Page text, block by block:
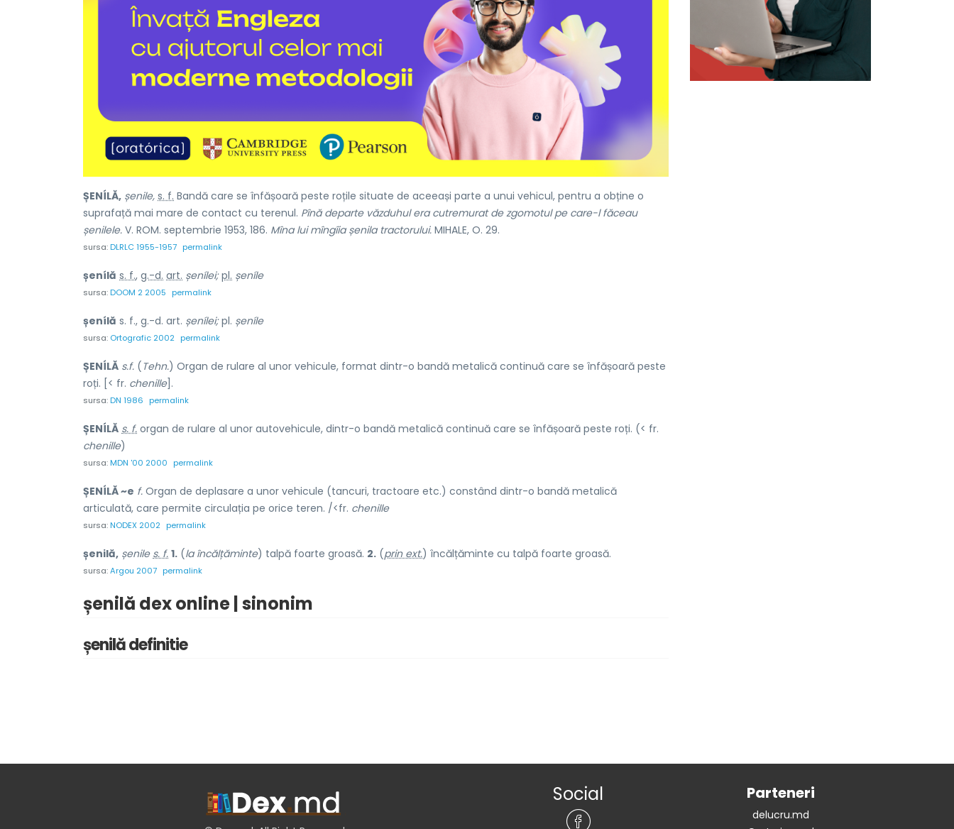
ȘENÍLĂ, șenile, s. f. Bandă care se înfășoară peste roțile situate de aceeași parte a unui vehicul, pentru a obține o
suprafață mai mare de contact cu terenul. Pînă departe văzduhul era cutremurat de zgomotul pe care-l făceau
șenilele. V. ROM. septembrie 1953, 186. Mîna lui mîngîia șenila tractorului. MIHALE, O. 29.
sursa:DLRLC 1955-1957 permalink
șenílă s. f., g.-d. art. șenílei; pl. șeníle
sursa:DOOM 2 2005 permalink
șenílă s. f., g.-d. art. șenílei;pl. șeníle
sursa: Ortografic 2002 permalink
ȘENÍLĂ s.f. ( Tehn.) Organ de rulare al unor vehicule, format dintr-o bandă metalică continuă care se înfășoară peste
roți. [< fr. chenille].
sursa:DN 1986 permalink
ȘENÍLĂ s. f. organ de rulare al unor autovehicule, dintr-o bandă metalică continuă care se înfășoară peste roți. (< fr.
chenille)
sursa:MDN '00 2000 permalink
ȘENÍLĂ ~e f. Organ de deplasare a unor vehicule (tancuri, tractoare etc.) constând dintr-o bandă metalică
articulată, care permite circulația pe orice teren. /<fr. chenille
sursa:NODEX 2002 permalink
șenilă, șenile s. f. 1. (la încălțăminte) talpă foarte groasă. 2. (prin ext.) încălțăminte cu talpă foarte groasă.
sursa:Argou 2007 permalink
șenilă dex online | sinonim
șenilă definitie
Social Parteneri
delucru.md